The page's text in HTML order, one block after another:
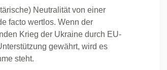
Neutralität von einer
facto wertlos. Wenn der
Krieg der Ukraine durch EU-
gewährt, wird es
steht.